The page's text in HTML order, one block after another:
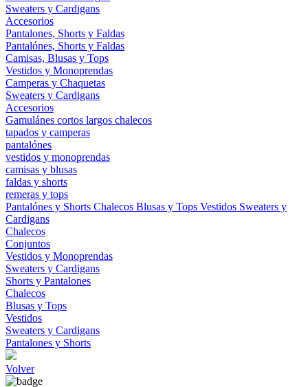
Sweaters y Cardigans
Accesorios
Pantalones, Shorts y Faldas
Pantalónes, Shorts y Faldas
Camisas, Blusas y Tops
Vestidos y Monoprendas
Camperas y Chaquetas
Sweaters y Cardigans
Accesorios
Gamulánes cortos largos chalecos
tapados y camperas
pantalónes
vestidos y monoprendas
camisas y blusas
faldas y shorts
remeras y tops
Pantalónes y Shorts Chalecos Blusas y Tops Vestidos Sweaters y
Cardigans
Chalecos
Conjuntos
Vestidos y Monoprendas
Sweaters y Cardigans
Shorts y Pantalones
Chalecos
Blusas y Tops
Vestidos
Sweaters y Cardigans
Pantalones y Shorts
Volver